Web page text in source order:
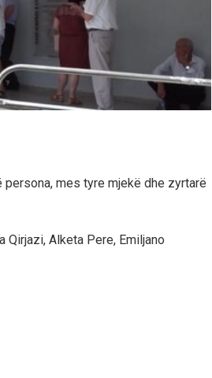
mes tyre mjekë dhe zyrtarë
Alketa Pere, Emiljano